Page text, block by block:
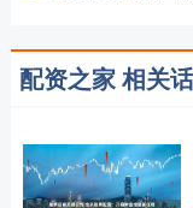
配资之家 相关